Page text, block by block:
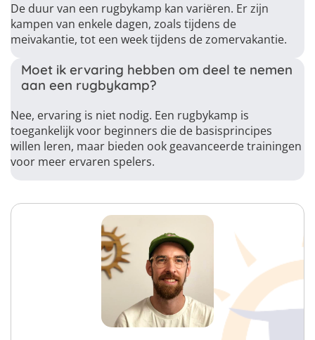
De duur van een rugbykamp kan variëren. Er zijn
kampen van enkele dagen, zoals tijdens de
meivakantie, tot een week tijdens de zomervakantie.
Moet ik ervaring hebben om deel te nemen
aan een rugbykamp?
Nee, ervaring is niet nodig. Een rugbykamp is
toegankelijk voor beginners die de basisprincipes
willen leren, maar bieden ook geavanceerde trainingen
voor meer ervaren spelers.